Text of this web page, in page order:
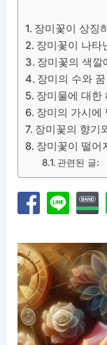
장미꽃이 상징
장미꽃이 나타
장미꽃의 색깔
장미의 수와
장미물에 대한
장미의 가시에
장미꽃의 향기
장미꽃이 떨어
관련된 글: